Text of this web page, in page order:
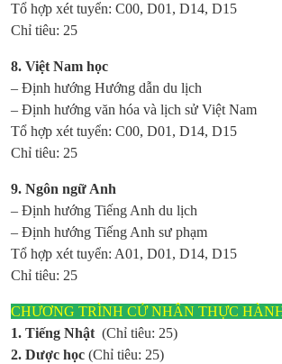
Tổ hợp xét tuyển: C00, D01, D14, D15
Chỉ tiêu: 25
8. Việt Nam học
– Định hướng Hướng dẫn du lịch
– Định hướng văn hóa và lịch sử Việt Nam
Tổ hợp xét tuyển: C00, D01, D14, D15
Chỉ tiêu: 25
9. Ngôn ngữ Anh
– Định hướng Tiếng Anh du lịch
– Định hướng Tiếng Anh sư phạm
Tổ hợp xét tuyển: A01, D01, D14, D15
Chỉ tiêu: 25
CHƯƠNG TRÌNH CỬ NHÂN THỰC
1. Tiếng Nhật (Chỉ tiêu: 25)
2. Dược học (Chỉ tiêu: 25)